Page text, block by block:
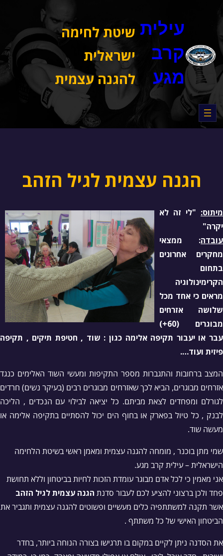
לתוכן
עילית
קרב
מגע
שיטת לחימה
ישראלית
להגנה עצמית
הגנה עצמית לגיל הזהב
מיתוס: "לי זה לא
יקרה"
עובדה: ממצאי
מחקרים אחרונים
בתחום
הקרימינולוגיה
מראים כי אחד מכל
שלושה אזרחים
מבוגרים (60+)
עבר או יעבור תקיפה אלימה כגון : שוד , חטיפת תיקים , תקיפה
פיזית ועוד….
המצב ברחובות והתגברות מספר התקיפות ומעשי השוד האלימים כנגד
אזרחים מבוגרים, הביא לכך שאזרחים מבוגרים רבים (בעיקר נשים) חרדים
לגורלם ומפחדים לצאת מביתם. כל יציאה לבילוי עם הנכדים , הליכה
לבנק , כל טיול בפארק או בחוף הים יכול להסתיים בתקיפה אלימה או
מעשה שוד.
שמי מתן בוכנר , מומחה להגנה עצמית ומאמן ראשי בשיטת הלחימה
הישראלית – עילית קרב מגע.
אני מאמין כי לכל אדם מבוגר עומדת הזכות לחיות בביטחון וללא תחושת
פחד ולכן ברצוני להציע לכם לעבור סדנת הגנה עצמית לגיל הזהב
אשר תקנה למשתתפיה כלים מעשיים ופשוטים להגנה עצמית ותגביר את
הביטחון האישי של כל משתתף .
את הסדנה ניתן לקיים במקום בו תרגישו בצורה הנוחה ביותר, בחדר